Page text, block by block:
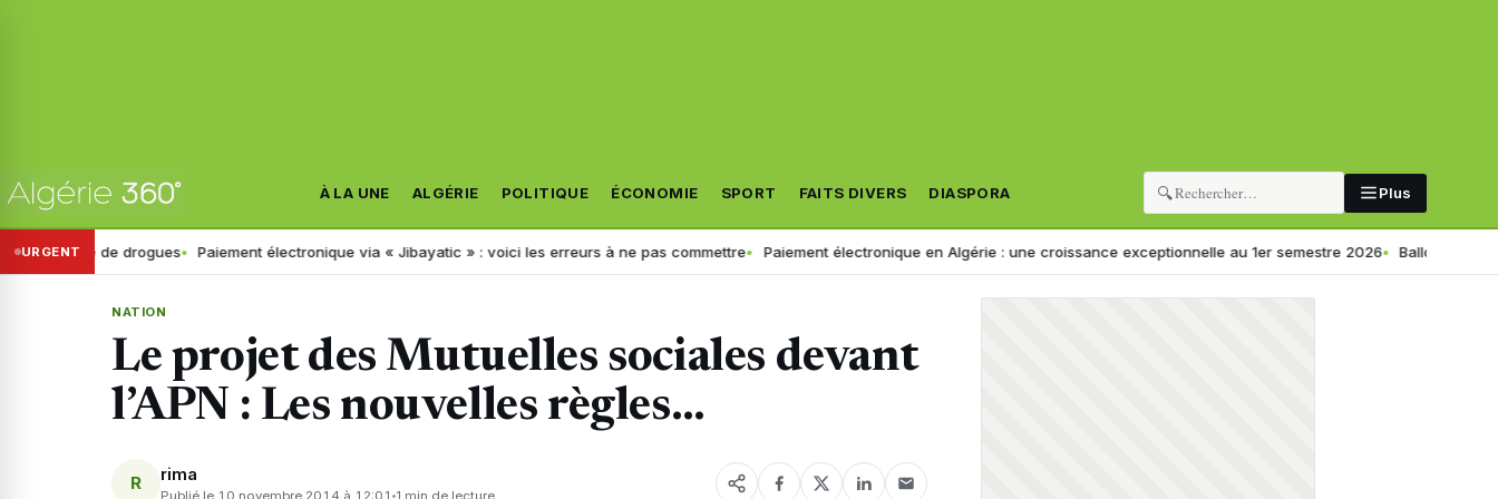
À LA UNE ALGÉRIE POLITIQUE ÉCONOMIE SPORT FAITS DIVERS DIASPORA 🔍 Plus
URGENT
de drogues Paiement électronique via « Jibayatic » : voici les erreurs à ne pas commettre Paiement électronique en Algérie : une croissance exceptionnelle au 1er semestre 2026 Ballonnements ou
NATION
Le projet des Mutuelles sociales devant
l’APN : Les nouvelles règles…
R rima
Publié le 10 novembre 2014 à 12:01 1 min de lecture